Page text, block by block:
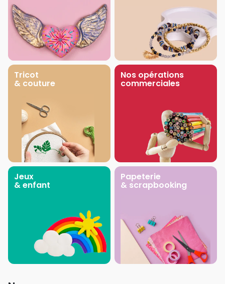
Tricot
& couture
Nos opérations
commerciales
Jeux
& enfant
Papeterie
& scrapbooking